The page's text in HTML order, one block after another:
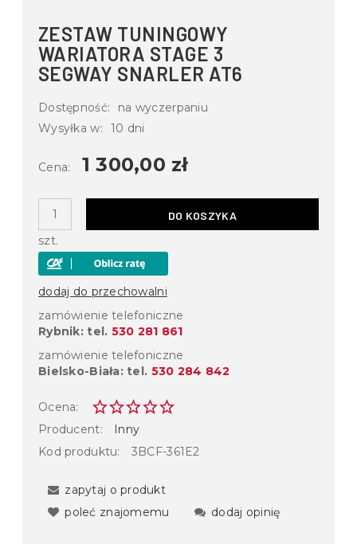
ZESTAW TUNINGOWY
WARIATORA STAGE 3
SEGWAY SNARLER AT6
Dostępność:
na wyczerpaniu
Wysyłka w:
10 dni
Cena: 1 300,00 zł
szt.
DO KOSZYKA
dodaj do przechowalni
zamówienie telefoniczne
Rybnik: tel. 530 281 861
zamówienie telefoniczne
Bielsko-Biała: tel. 530 284 842
Ocena:
Producent:
Inny
Kod produktu:
3BCF-361E2
zapytaj o produkt
poleć znajomemu
dodaj opinię